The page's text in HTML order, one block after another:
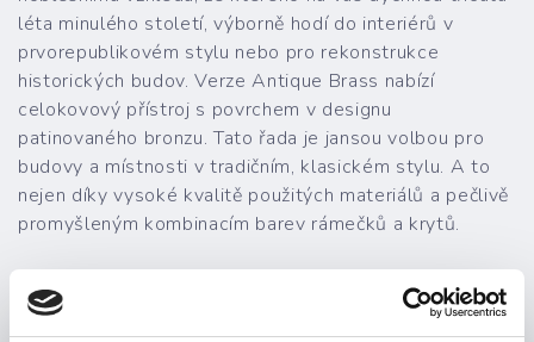
léta minulého století, výborně hodí do interiérů v
prvorepublikovém stylu nebo pro rekonstrukce
historických budov. Verze Antique Brass nabízí
celokovový přístroj s povrchem v designu
patinovaného bronzu. Tato řada je jansou volbou pro
budovy a místnosti v tradičním, klasickém stylu. A to
nejen díky vysoké kvalitě použitých materiálů a pečlivě
promyšleným kombinacím barev rámečků a krytů.